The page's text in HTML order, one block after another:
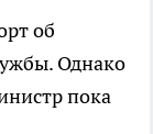
об
Однако
пока